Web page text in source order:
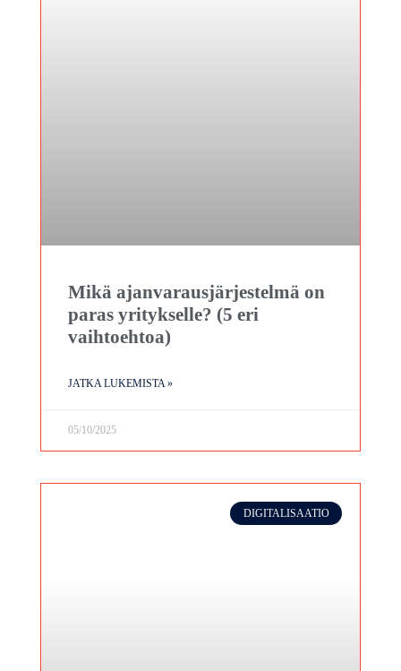
Mikä ajanvarausjärjestelmä on
paras yritykselle? (5 eri
vaihtoehtoa)
JATKA LUKEMISTA »
05/10/2025
DIGITALISAATIO